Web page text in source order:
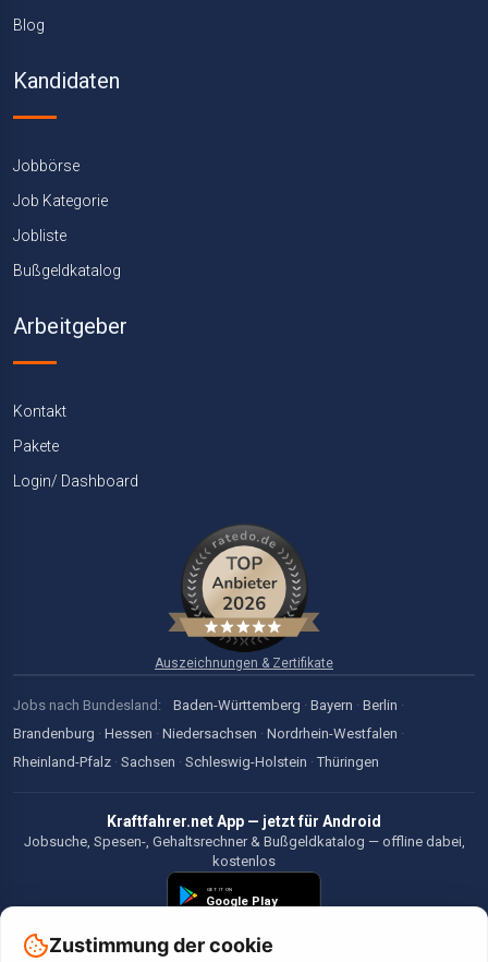
Blog
Kandidaten
Jobbörse
Job Kategorie
Jobliste
Bußgeldkatalog
Arbeitgeber
Kontakt
Pakete
Login/ Dashboard
Auszeichnungen & Zertifikate
Jobs nach Bundesland: Baden-Württemberg · Bayern · Berlin ·
Brandenburg · Hessen · Niedersachsen · Nordrhein-Westfalen ·
Rheinland-Pfalz · Sachsen · Schleswig-Holstein · Thüringen
Kraftfahrer.net App — jetzt für Android
Jobsuche, Spesen-, Gehaltsrechner & Bußgeldkatalog — offline dabei,
kostenlos
Zustimmung der cookie